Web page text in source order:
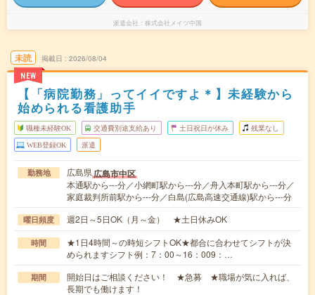
派遣会社 株式会社メイツ中国
未読
NEW
掲載日 2026/08/04
【「病院勤務」ってイイですよ＊】未経験から
始められる看護助手
職種未経験OK 交通費別途支給あり 土日祝日が休み 残業なし
WEB登録OK 派遣
勤務地 広島県広島市中区
本通駅から---分／小網町駅から---分／舟入本町駅から---分／
家庭裁判所前駅から---分／白島(広島高速交通線)駅から---分
曜日頻度 週2日～5日OK（月～金） ★土日休みOK
時間
★1日4時間～の時短シフトOK★都合に合わせてシフトが決
められますシフト例：7：00～16：009：…
期間
開始日はご相談ください！ ★急募 ★職場が気に入れば、
長期でも働けます！